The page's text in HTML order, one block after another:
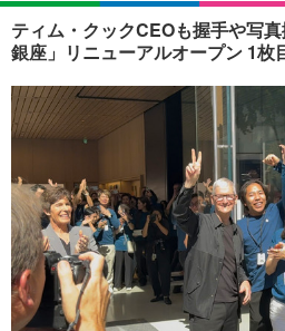
ショッピング
ティム・クックCEOも握手や写
銀座」リニューアルオープン 1枚